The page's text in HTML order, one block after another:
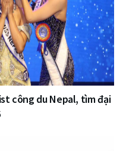
công du Nepal, tìm đại